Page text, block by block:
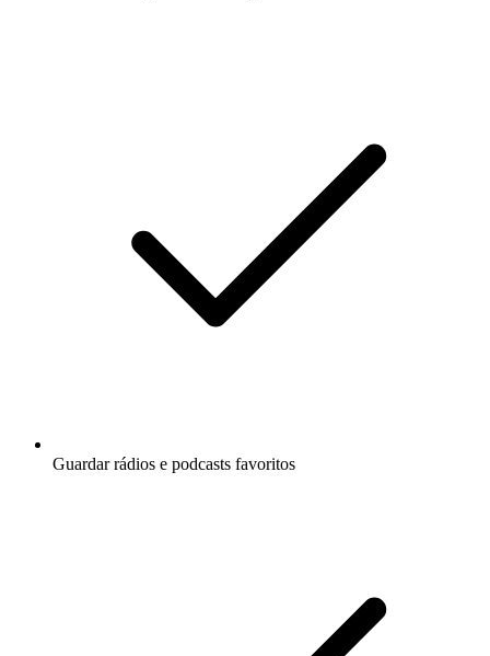
Guardar rádios e podcasts favoritos